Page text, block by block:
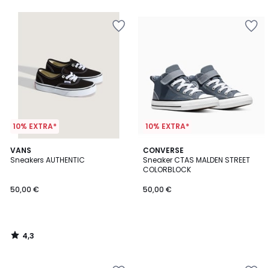
10% EXTRA*
VANS
Sneakers AUTHENTIC
50,00 €
4,3
/ 5
4,3
/
10% EXTRA*
CONVERSE
Sneaker CTAS MALDEN STREET
COLORBLOCK
50,00 €